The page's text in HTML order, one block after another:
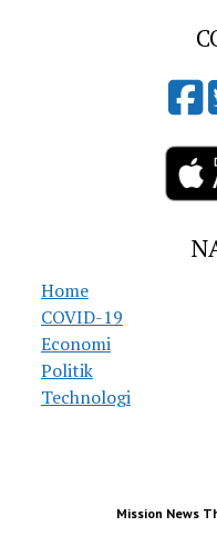
Home
COVID-19
Economi
Politik
Technologi
Mission News